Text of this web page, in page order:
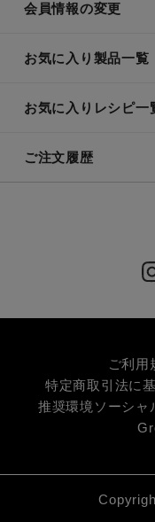
会員情報の変更
お気に入り製品一覧
お気に入りレシピ一
ご注文履歴
ご利用
特定商取引法に
推奨環境 ソーシャ